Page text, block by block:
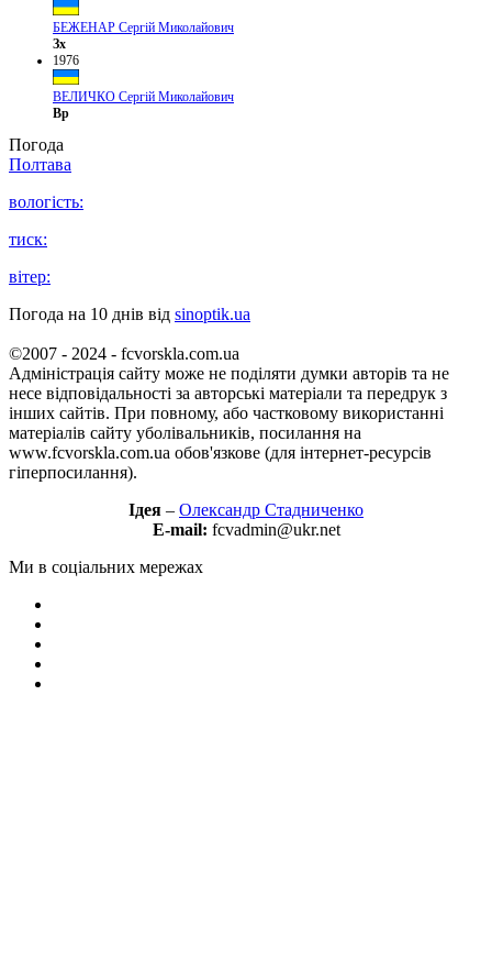
БЕЖЕНАР Сергій Миколайович
Зх
1976
ВЕЛИЧКО Сергій Миколайович
Вр
Погода
Полтава
вологість:
тиск:
вітер:
Погода на 10 днів від sinoptik.ua
©2007 - 2024 - fcvorskla.com.ua
Адміністрація сайту може не поділяти думки авторів та не
несе відповідальності за авторські матеріали та передрук з
інших сайтів. При повному, або частковому використанні
матеріалів сайту уболівальників, посилання на
www.fcvorskla.com.ua обов'язкове (для інтернет-ресурсів
гіперпосилання).
Ідея – Олександр Стадниченко
E-mail: fcvadmin@ukr.net
Ми в соціальних мережах